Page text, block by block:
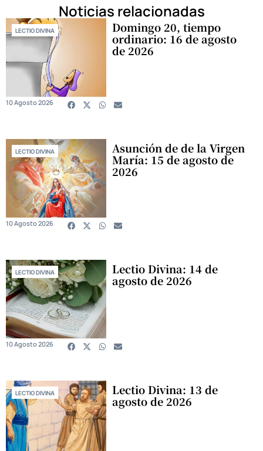
Noticias relacionadas
LECTIO DIVINA Domingo 20, tiempo
ordinario: 16 de agosto
de 2026
10 Agosto 2026
LECTIO DIVINA Asunción de de la Virgen
María: 15 de agosto de
2026
10 Agosto 2026
LECTIO DIVINA Lectio Divina: 14 de
agosto de 2026
10 Agosto 2026
LECTIO DIVINA Lectio Divina: 13 de
agosto de 2026